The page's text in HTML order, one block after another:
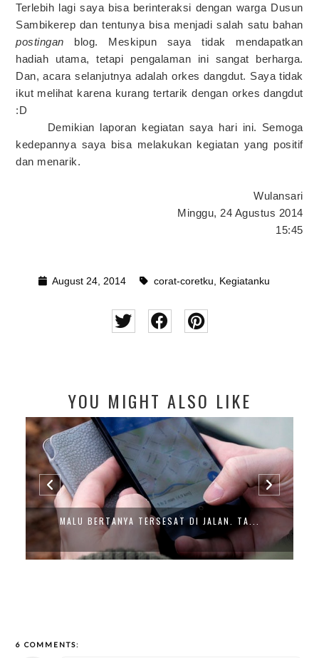
Terlebih lagi saya bisa berinteraksi dengan warga Dusun
Sambikerep dan tentunya bisa menjadi salah satu bahan
postingan blog. Meskipun saya tidak mendapatkan
hadiah utama, tetapi pengalaman ini sangat berharga.
Dan, acara selanjutnya adalah orkes dangdut. Saya tidak
ikut melihat karena kurang tertarik dengan orkes dangdut
:D
Demikian laporan kegiatan saya hari ini. Semoga
kedepannya saya bisa melakukan kegiatan yang positif
dan menarik.
Wulansari
Minggu, 24 Agustus 2014
15:45
August 24, 2014 corat-coretku Kegiatanku
YOU MIGHT ALSO LIKE
5 KALIMAT DARI SESEORANG YANG TAK P...
6 COMMENTS: